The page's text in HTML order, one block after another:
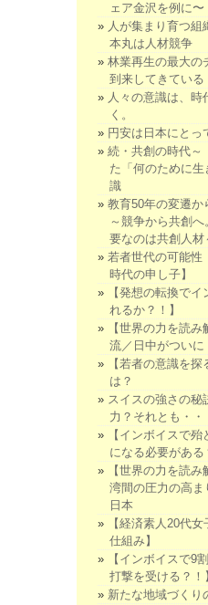
ェア金沢を例に〜
人が集まり育つ
本丸は人材競争
林業再生の最大の
到来してきている
人々の意識は、時
く。
円安は日本にとっ
続・共創の時代～
た「何のために
識
教育50年の変遷か
～競争から共創
要なのは共創人材
若者世代の可能
時代の申し子】
【発想の転換で
れるか？！】
【世界の力を読
流／日中がついに
【若者の意識を
は？
スイスの強さの秘
力？それとも・・
【インボイスで
になる必要がある
【世界の力を読
湾間の圧力の高ま
日本
【経済素人20代
仕組み】
【インボイスで9
打撃を受ける？！
新たな地域づくり